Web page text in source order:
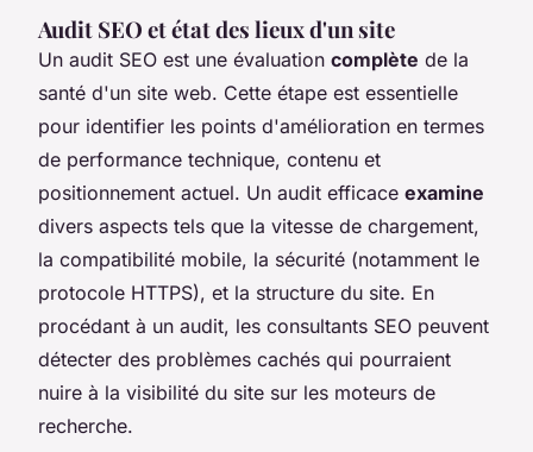
Audit SEO et état des lieux d'un site
Un audit SEO est une évaluation complète de la
santé d'un site web. Cette étape est essentielle
pour identifier les points d'amélioration en termes
de performance technique, contenu et
positionnement actuel. Un audit efficace examine
divers aspects tels que la vitesse de chargement,
la compatibilité mobile, la sécurité (notamment le
protocole HTTPS), et la structure du site. En
procédant à un audit, les consultants SEO peuvent
détecter des problèmes cachés qui pourraient
nuire à la visibilité du site sur les moteurs de
recherche.